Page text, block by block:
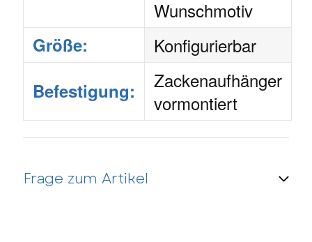
Wunschmotiv
Größe: Konfigurierbar
Befestigung:
Zackenaufhänger
vormontiert
Frage zum Artikel